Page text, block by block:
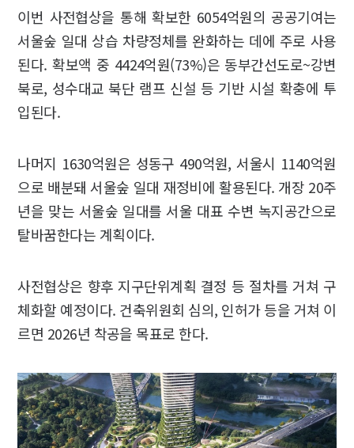
이번 사전협상을 통해 확보한 6054억원의 공공기여는
서울숲 일대 상습 차량정체를 완화하는 데에 주로 사용
된다. 확보액 중 4424억원(73%)은 동부간선도로~강변
북로, 성수대교 북단 램프 신설 등 기반 시설 확충에 투
입된다.
나머지 1630억원은 성동구 490억원, 서울시 1140억원
으로 배분돼 서울숲 일대 재정비에 활용된다. 개장 20주
년을 맞는 서울숲 일대를 서울 대표 수변 녹지공간으로
탈바꿈한다는 계획이다.
사전협상은 향후 지구단위계획 결정 등 절차를 거쳐 구
체화할 예정이다. 건축위원회 심의, 인허가 등을 거쳐 이
르면 2026년 착공을 목표로 한다.